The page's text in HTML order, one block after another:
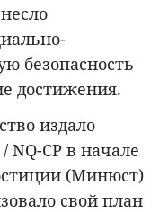
безопасность
достижения.
издало
CP в начале
(Минюст)
свой план